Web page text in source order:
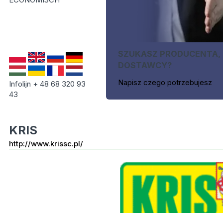
Infolijn + 48 68 320 93
43
SZUKASZ PRODUCENTA,
DOSTAWCY?
Napisz czego potrzebujesz
KRIS
http://www.krissc.pl/